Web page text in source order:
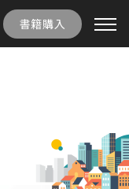
書籍購入